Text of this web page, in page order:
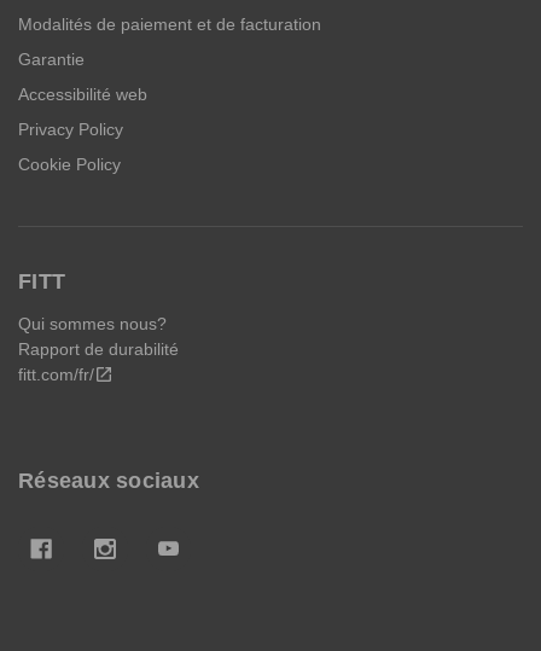
Modalités de paiement et de facturation
Garantie
Accessibilité web
Privacy Policy
Cookie Policy
FITT
Qui sommes nous?
Rapport de durabilité
fitt.com/fr/open_in_new
Réseaux sociaux